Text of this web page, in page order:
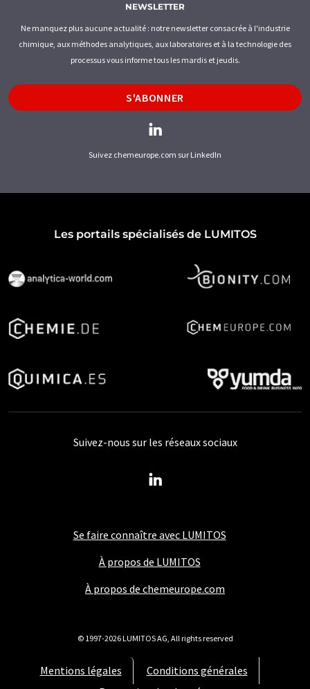
NEWSLETTER
Ne manquez plus aucune actualité : notre newsletter consacrée à l'industrie
chimique, aux méthodes analytiques, aux laboratoires et à la technologie des
processus vous informe tous les mardis et jeudis.
S'ABONNER
Suivez chemeurope.com sur LinkedIn
Les portails spécialisés de LUMITOS
Se faire connaître avec LUMITOS
À propos de LUMITOS
À propos de chemeurope.com
Mentions légales
Conditions générales
Suivez-nous sur les réseaux sociaux
© 1997-2026 LUMITOS AG, All rights reserved